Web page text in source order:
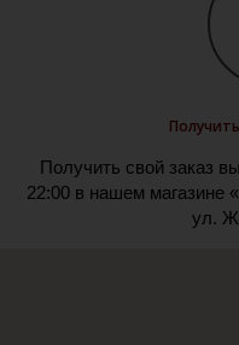
Получить свой заказ
22:00 в нашем магазине
ул.